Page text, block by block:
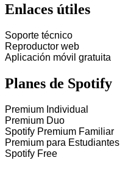
Enlaces útiles
Soporte técnico
Reproductor web
Aplicación móvil gratuita
Planes de Spotify
Premium Individual
Premium Duo
Spotify Premium Familiar
Premium para Estudiantes
Spotify Free